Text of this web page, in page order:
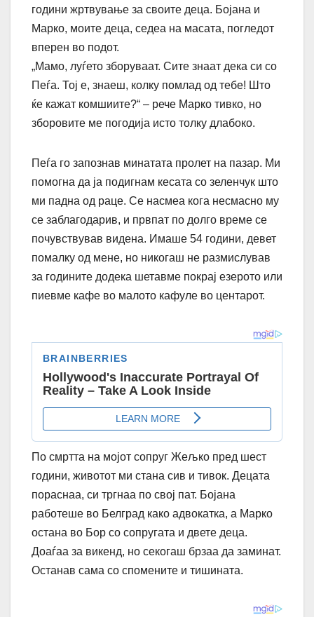
години жртвување за своите деца. Бојана и
Марко, моите деца, седеа на масата, погледот
вперен во подот.
„Мамо, луѓето зборуваат. Сите знаат дека си со
Пеѓа. Тој е, знаеш, колку помлад од тебе! Што
ќе кажат комшиите?“ – рече Марко тивко, но
зборовите ме погодија исто толку длабоко.
Пеѓа го запознав минатата пролет на пазар. Ми
помогна да ја подигнам кесата со зеленчук што
ми падна од раце. Се насмеа кога несмасно му
се заблагодарив, и првпат по долго време се
почувствував видена. Имаше 54 години, девет
помалку од мене, но никогаш не размислував
за годините додека шетавме покрај езерото или
пиевме кафе во малото кафуле во центарот.
По смртта на мојот сопруг Жељко пред шест
години, животот ми стана сив и тивок. Децата
пораснаа, си тргнаа по свој пат. Бојана
работеше во Белград како адвокатка, а Марко
остана во Бор со сопругата и двете деца.
Доаѓаа за викенд, но секогаш брзаа да заминат.
Останав сама со спомените и тишината.